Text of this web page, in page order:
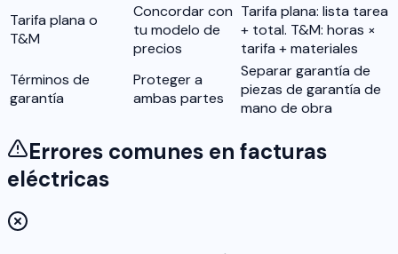
Tarifa plana o
T&M
Concordar con
tu modelo de
precios
Tarifa plana: lista tarea
+ total. T&M: horas ×
tarifa + materiales
Términos de
garantía
Proteger a
ambas partes
Separar garantía de
piezas de garantía de
mano de obra
Errores comunes en facturas
eléctricas